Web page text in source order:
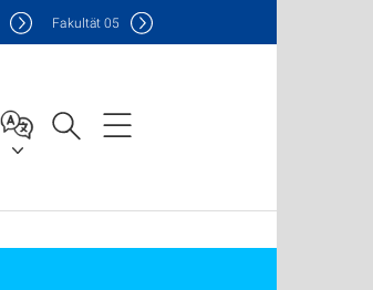
Fakultät05